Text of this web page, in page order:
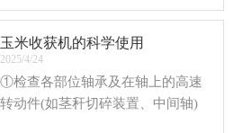
了广泛的应用，在农业和食品生产
玉米收获机的科学使用
2025/4/24
①检查各部位轴承及在轴上的高速
转动件(如茎秆切碎装置、中间轴)